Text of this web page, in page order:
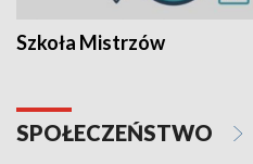
Szkoła Mistrzów
SPOŁECZEŃSTWO